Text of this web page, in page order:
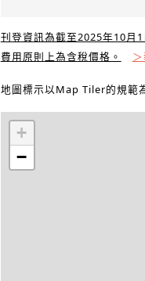
刊登資訊為截至2025年10月
費用原則上為含稅價格。
地圖標示以Map Tiler的規範
+
−